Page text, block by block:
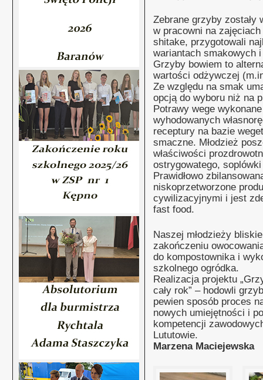
Zebrane grzyby zostały
w pracowni na
shitake, przygotowali
wariantach smakowych
Grzyby bowiem to
wartości odżywczej
Ze względu na smak
opcją do wyboru niż na
Potrawy wege
wyhodowanych
receptury na bazie
smaczne. Młodzież
właściwości
ostrygowatego,
Prawidłowo
niskoprzetworzone
cywilizacyjnymi i jest
fast food.
Naszej młodzieży
zakończeniu
do kompostownika i
szkolnego ogródka.
Realizacja projektu
cały rok” – hodowli
pewien sposób proces
nowych umiejętności i
kompetencji
Lututowie.
Marzena Maciejewska